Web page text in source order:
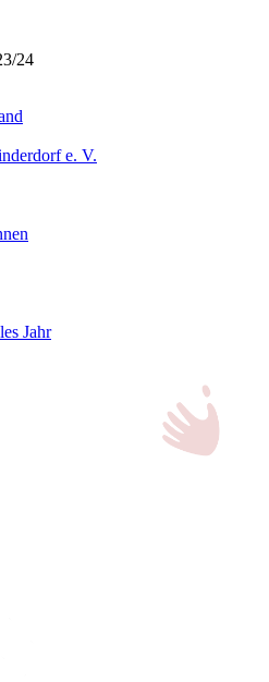
24
e. V.
Jahr